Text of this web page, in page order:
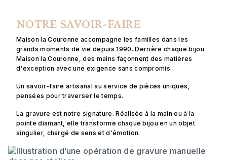
NOTRE SAVOIR-FAIRE
Maison la Couronne accompagne les familles dans les
grands moments de vie depuis 1990. Derrière chaque bijou
Maison la Couronne, des mains façonnent des matières
d'exception avec une exigence sans compromis.
Un savoir-faire artisanal au service de pièces uniques,
pensées pour traverser le temps.
La gravure est notre signature. Réalisée à la main ou à la
pointe diamant, elle transforme chaque bijou en un objet
singulier, chargé de sens et d'émotion.